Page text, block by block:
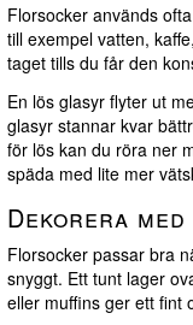
Florsocker används
till exempel vatten,
taget tills du får den
En lös glasyr flyter ut
glasyr stannar kvar
för lös kan du röra ner
späda med lite mer
Dekorera
Florsocker passar bra
snyggt. Ett tunt lager
eller muffins ger ett fint